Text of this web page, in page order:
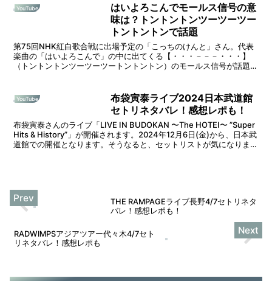
YouTube
はいよろこんでモールス信号の意
味は？トントントンツーツーツー
トントントンで話題
第75回NHK紅白歌合戦に出場予定の「こっちのけんと」さん。代表
楽曲の「はいよろこんで」の中に出てくる【・・・－－－・・・】
（トントントンツーツーツートントントン）のモールス信号が話題に
YouTube
布袋寅泰ライブ2024日本武道館
セトリネタバレ！感想レポも！
布袋寅泰さんのライブ「LIVE IN BUDOKAN 〜The HOTEI〜 ”Super
Hits & History”」が開催されます。2024年12月6日(金)から、日本武
道館での開催となります。そうなると、セットリストが気になりま
THE RAMPAGEライブ長野4/7セトリネタ
バレ！感想レポも！
RADWIMPSアジアツアー代々木4/7セト
リネタバレ！感想レポも